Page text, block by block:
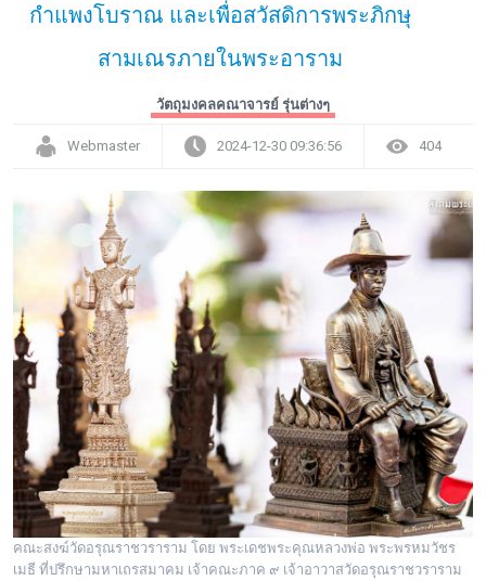
กำแพงโบราณ และเพื่อสวัสดิการพระภิกษุ
สามเณรภายในพระอาราม
วัตถุมงคลคณาจารย์ รุ่นต่างๆ
Webmaster 2024-12-30 09:36:56 404
คณะสงฆ์วัดอรุณราชวราราม โดย พระเดชพระคุณหลวงพ่อ พระพรหมวัชร
เมธี ที่ปรึกษามหาเถรสมาคม เจ้าคณะภาค ๙ เจ้าอาวาสวัดอรุณราชวราราม